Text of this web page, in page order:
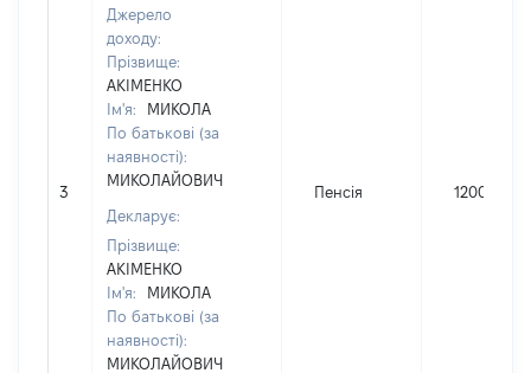
3
Джерело
доходу:
Прізвище:
АКІМЕНКО
Ім'я:
МИКОЛА
По батькові (за
наявності):
МИКОЛАЙОВИЧ
Декларує:
Прізвище:
АКІМЕНКО
Ім'я:
МИКОЛА
По батькові (за
наявності):
МИКОЛАЙОВИЧ
Пенсія 1200